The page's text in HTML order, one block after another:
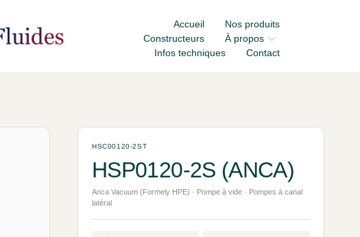
Accueil
Nos produits
Constructeurs
À propos
Infos techniques
Contact
HSC00120-2ST
HSP0120-2S (ANCA)
Anca Vacuum (Formely HPE) · Pompe à vide · Pompes à canal
latéral